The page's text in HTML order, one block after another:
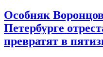
Особняк
Петербурге
превратят в